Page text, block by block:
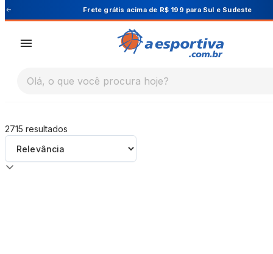
A Esportiva Cupom PRIMEIRA10 para 10% OFF na 1ª
Olá, o que você procura hoje?
2715 resultados